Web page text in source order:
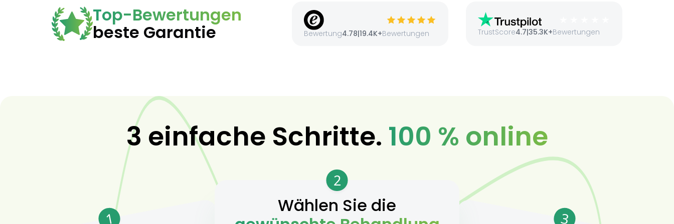
Top-Bewertungen
beste Garantie Bewertung4.78|19.4K+Bewertungen TrustScore4.7|35.3K+Bewertungen
3 einfache Schritte. 100 % online
1
2
Wählen Sie die
3